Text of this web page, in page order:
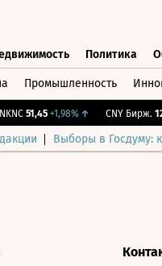
Политика
Промышленность
51,45 +1,98%↑ CNY Бирж.
Выборы в Госдуму: